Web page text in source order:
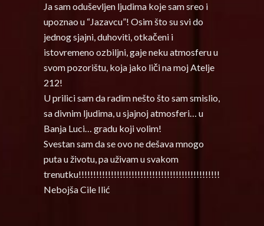
Ja sam oduševljen ljudima koje sam sreo i
upoznao u “Jazavcu”! Osim što su svi do
jednog sjajni, duhoviti, otkačeni i
istovremeno ozbiljni, gaje neku atmosferu u
svom pozorištu, koja jako liči na moj Atelje
212!
U prilici sam da radim nešto što sam smislio,
sa divnim ljudima, u sjajnoj atmosferi… u
Banja Luci… gradu koji volim!
Svestan sam da se ovo ne dešava mnogo
puta u životu, pa uživam u svakom
trenutku!!!!!!!!!!!!!!!!!!!!!!!!!!!!!!!!!!!!!!!!!!!!!!!!
Nebojša Cile Ilić